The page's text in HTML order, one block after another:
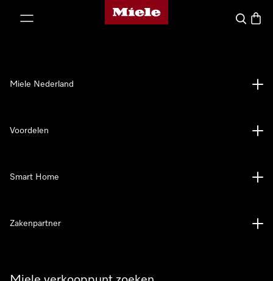
Homepage van Miele
Wat zoek
Miele Nederland
Voordelen
Smart Home
Zakenpartner